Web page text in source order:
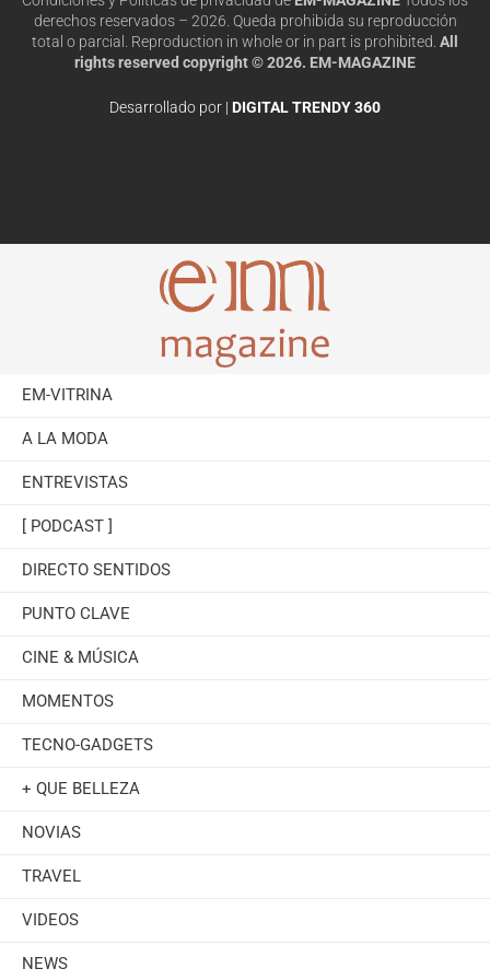
derechos reservados – 2026. Queda prohibida su reproducción
total o parcial. Reproduction in whole or in part is prohibited. All
rights reserved copyright © 2026. EM-MAGAZINE
Desarrollado por | DIGITAL TRENDY 360
EM-VITRINA
A LA MODA
ENTREVISTAS
[ PODCAST ]
DIRECTO SENTIDOS
PUNTO CLAVE
CINE & MÚSICA
MOMENTOS
TECNO-GADGETS
+ QUE BELLEZA
NOVIAS
TRAVEL
VIDEOS
NEWS